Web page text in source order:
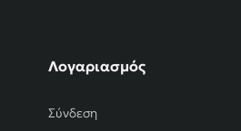
Λογαριασμός
Σύνδεση